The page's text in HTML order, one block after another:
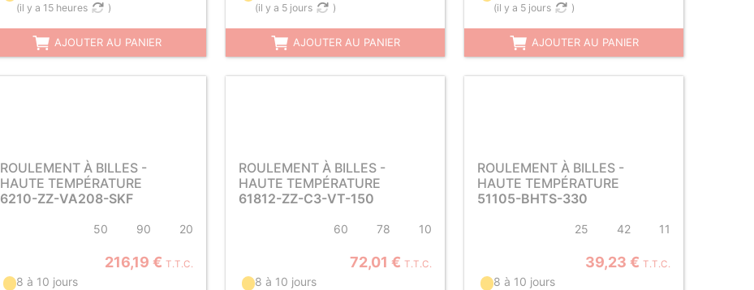
(il y a 15 heures )
AJOUTER AU PANIER
(il y a 5 jours )
AJOUTER AU PANIER
(il y a 5 jours )
AJOUTER AU PANIER
ROULEMENT À BILLES -
HAUTE TEMPÉRATURE
6210-ZZ-VA208-SKF
50 90 20
216,19 € T.T.C.
8 à 10 jours
ROULEMENT À BILLES -
HAUTE TEMPÉRATURE
61812-ZZ-C3-VT-150
60 78 10
72,01 € T.T.C.
8 à 10 jours
ROULEMENT À BILLES -
HAUTE TEMPÉRATURE
51105-BHTS-330
25 42 11
39,23 € T.T.C.
8 à 10 jours